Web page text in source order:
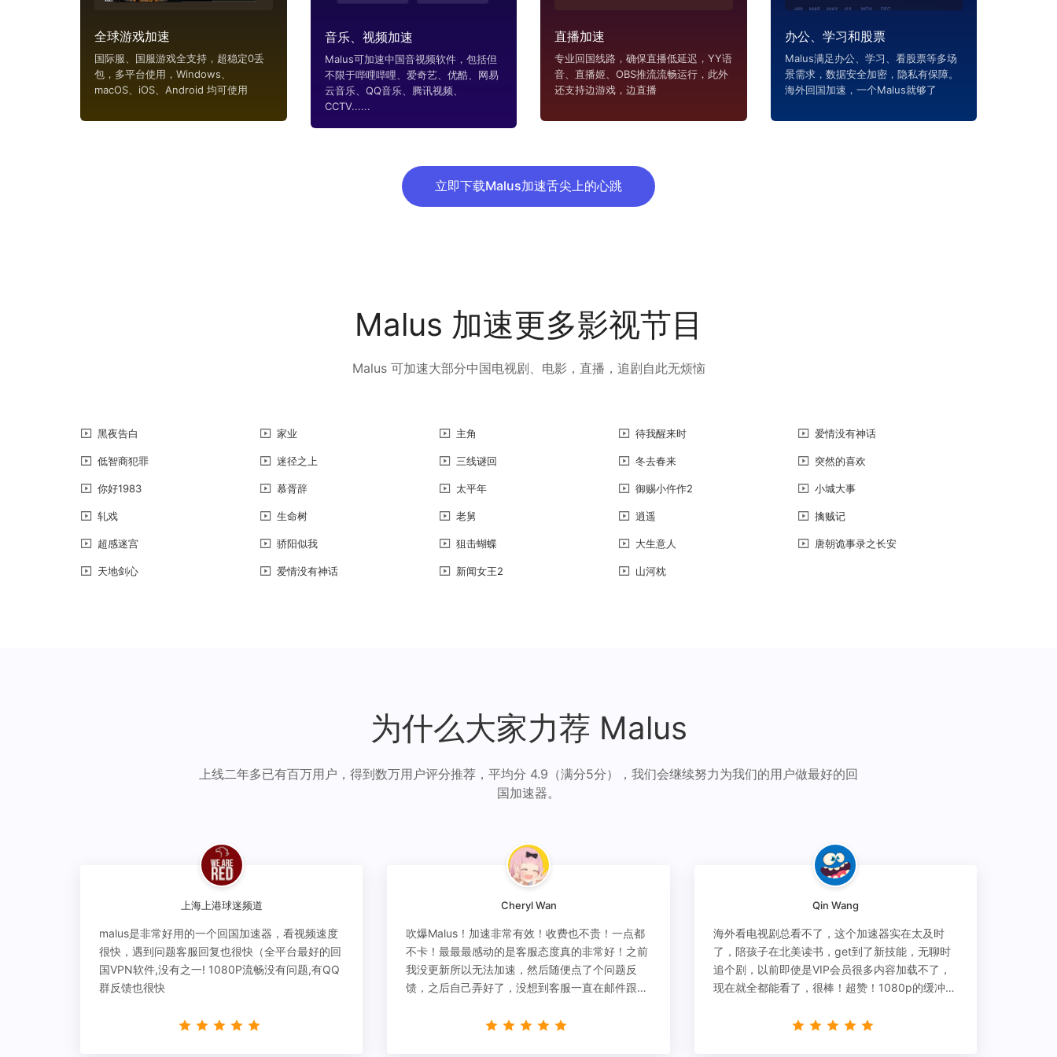
全球游戏加速
国际服、国服游戏全支持，超稳定0丢
包，多平台使用，Windows、
macOS、iOS、Android 均可使用
音乐、视频加速
Malus可加速中国音视频软件，包括但
不限于哔哩哔哩、爱奇艺、优酷、网易
云音乐、QQ音乐、腾讯视频、
CCTV......
直播加速
专业回国线路，确保直播低延迟，YY语
音、直播姬、OBS推流流畅运行，此外
还支持边游戏，边直播
办公、学习和股票
Malus满足办公、学习、看股票等多场
景需求，数据安全加密，隐私有保障。
海外回国加速，一个Malus就够了
立即下载Malus加速舌尖上的心跳
Malus 加速更多影视节目
Malus 可加速大部分中国电视剧、电影，直播，追剧自此无烦恼
黑夜告白 家业 主角 待我醒来时 爱情没有神话
低智商犯罪 迷径之上 三线谜回 冬去春来 突然的喜欢
你好1983 慕胥辞 太平年 御赐小仵作2 小城大事
轧戏 生命树 老舅 逍遥 擒贼记
超感迷宫 骄阳似我 狙击蝴蝶 大生意人 唐朝诡事录之长安
天地剑心 爱情没有神话 新闻女王2 山河枕
为什么大家力荐 Malus
上线二年多已有百万用户，得到数万用户评分推荐，平均分 4.9（满分5分），我们会继续努力为我们的用户做最好的回
国加速器。
上海上港球迷频道
malus是非常好用的一个回国加速器，看视频速度
很快，遇到问题客服回复也很快（全平台最好的回
国VPN软件,没有之一! 1080P流畅没有问题,有QQ
群反馈也很快
Cheryl Wan
吹爆Malus！加速非常有效！收费也不贵！一点都
不卡！最最最感动的是客服态度真的非常好！之前
我没更新所以无法加速，然后随便点了个问题反
馈，之后自己弄好了，没想到客服一直在邮件跟
Qin Wang
海外看电视剧总看不了，这个加速器实在太及时
了，陪孩子在北美读书，get到了新技能，无聊时
追个剧，以前即使是VIP会员很多内容加载不了，
现在就全都能看了，很棒！超赞！1080p的缓冲完